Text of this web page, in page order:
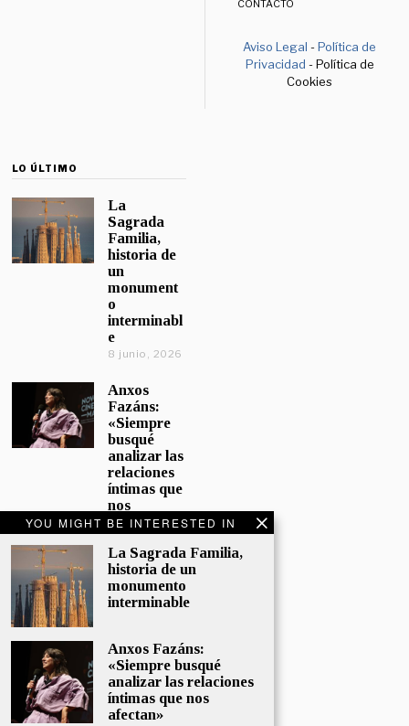
YOU MIGHT BE INTERESTED IN
La Sagrada Familia,
historia de un
monumento
interminable
Anxos Fazáns:
«Siempre busqué
analizar las relaciones
íntimas que nos
afectan»
CONTACTO
Aviso Legal -Política de
Privacidad - Política de
Cookies
LO ÚLTIMO
La
Sagrada
Familia,
historia de
un
monument
o
interminabl
e
8 junio, 2026
Anxos
Fazáns:
«Siempre
busqué
analizar las
relaciones
íntimas que
nos
afectan»
El hijo de la
cómica, el
homenaje
Sacristán a
Fernán
Gómez
28 mayo,
2026